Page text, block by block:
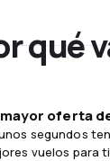
qué
mayor oferta
segundos
vuelos para